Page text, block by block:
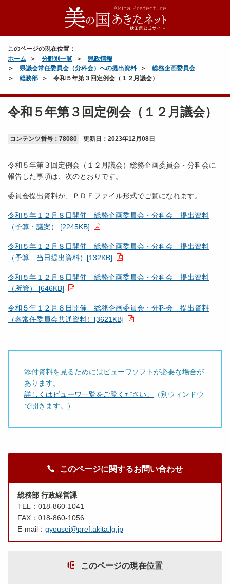
このページの現在位置：
ホーム
分野別一覧
県政情報
県議会常任委員会（分科会）への提出資料
総務企画委員会
総務部
令和５年第３回定例会（１２月議会）
令和５年第３回定例会（１２月議会）
コンテンツ番号：78080 更新日： 2023年12月08日
令和５年第３回定例会（１２月議会）総務企画委員会・分科会に
報告した事項は、次のとおりです。
委員会提出資料が、ＰＤＦファイル形式でご覧になれます。
令和５年１２月８日開催 総務企画委員会・分科会 提出資料
（予算・議案） [2245KB]
令和５年１２月８日開催 総務企画委員会・分科会 提出資料
（予算 当日提出資料）[132KB]
令和５年１２月８日開催 総務企画委員会・分科会 提出資料
（所管） [646KB]
令和５年１２月８日開催 総務企画委員会・分科会 提出資料
（各常任委員会共通資料）[3621KB]
添付資料を見るためにはビューワソフトが必要な場合が
あります。
詳しくはビューワ一覧をご覧ください。
（別ウィンドウ
で開きます。）
このページに関するお問い合わせ
総務部 行政経営課
TEL：018-860-1041
FAX：018-860-1056
E-mail： gyousei@pref.akita.lg.jp
このページの現在位置